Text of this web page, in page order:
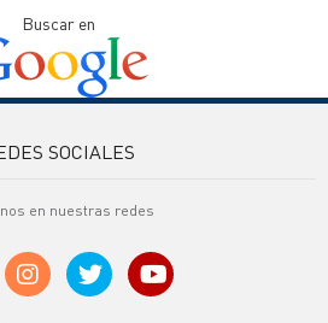
Buscar en
SOCIALES
en nuestras redes